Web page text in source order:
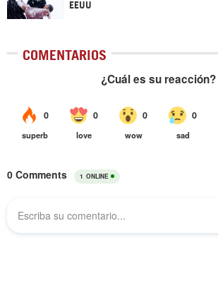
EEUU
COMENTARIOS